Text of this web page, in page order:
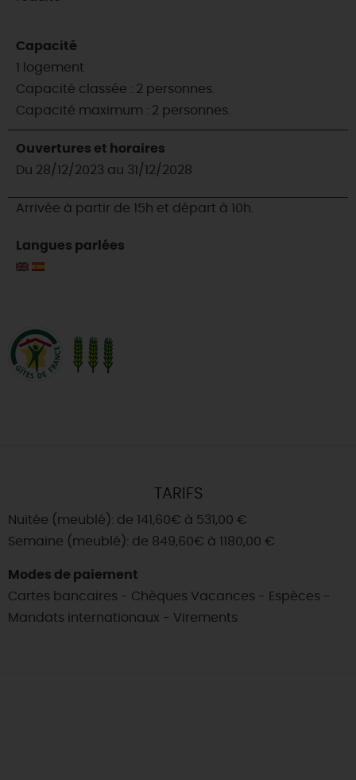
Capacité
1 logement
Capacité classée : 2 personnes.
Capacité maximum : 2 personnes.
Ouvertures et horaires
Du 28/12/2023 au 31/12/2028
Arrivée à partir de 15h et départ à 10h.
Langues parlées
TARIFS
Nuitée (meublé): de 141,60€ à 531,00 €
Semaine (meublé): de 849,60€ à 1180,00 €
Modes de paiement
Cartes bancaires - Chèques Vacances - Espèces -
Mandats internationaux - Virements